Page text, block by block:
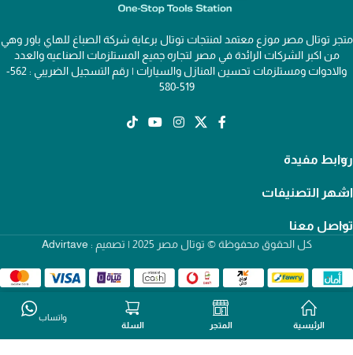
متجر توتال مصر موزع معتمد لمنتجات توتال برعاية شركة الصباغ للهاي باور وهي
من اكبر الشركات الرائدة في مصر لتجاره جميع المستلزمات الصناعيه والعدد
والادوات ومستلزمات تحسين المنازل والسيارات | رقم التسجيل الضريبي : 562-
519-580
الرئيسية المتجر السلة
واتساب
روابط مفيدة
اشهر التصنيفات
تواصل معنا
كل الحقوق محفوظة © توتال مصر 2025 | تصميم : Advirtave